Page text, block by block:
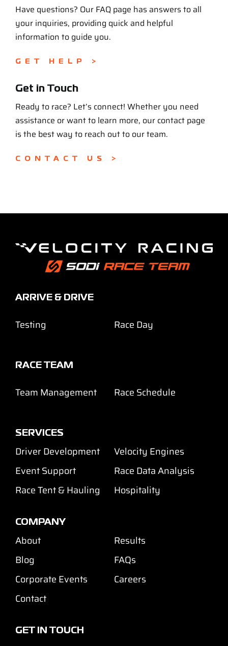
Have questions? Our FAQ page has answers to all
your inquiries, providing quick and helpful
information to guide you.
GET HELP >
Get in Touch
Ready to race? Let’s connect! Whether you need
assistance or want to learn more, our contact page
is the best way to reach out to our team.
CONTACT US >
ARRIVE & DRIVE
Testing Race Day
RACE TEAM
Team Management Race Schedule
SERVICES
Driver Development
Velocity Engines
Event Support
Race Data Analysis
Race Tent & Hauling
Hospitality
COMPANY
About
Results
Blog
FAQs
Corporate Events
Careers
Contact
GET IN TOUCH